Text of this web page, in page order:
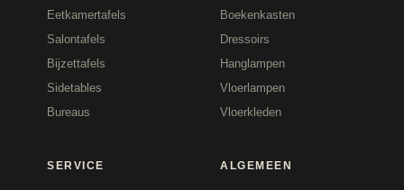
Eetkamertafels
Salontafels
Bijzettafels
Sidetables
Bureaus
Boekenkasten
Dressoirs
Hanglampen
Vloerlampen
Vloerkleden
SERVICE ALGEMEEN